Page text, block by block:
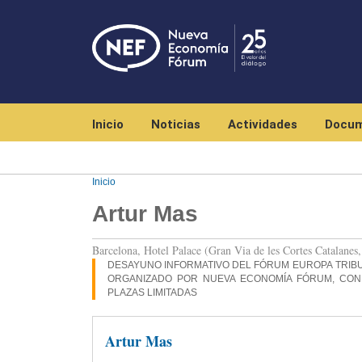
Inicio Noticias Actividades
Inicio
Artur Mas
Barcelona, Hotel Palace (Gran Via de les Cortes
DESAYUNO INFORMATIVO DEL FÓRUM EUROPA
ORGANIZADO POR NUEVA ECONOMÍA FÓRUM,
PLAZAS LIMITADAS
Artur Mas